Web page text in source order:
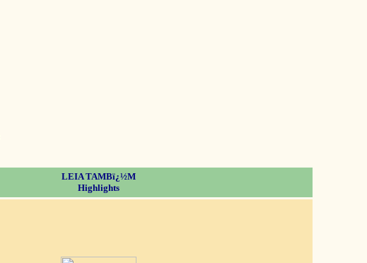
LEIA TAMBï¿½M
Highlights